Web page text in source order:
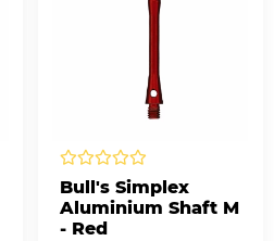
Bull's Simplex
Aluminium Shaft M
- Red